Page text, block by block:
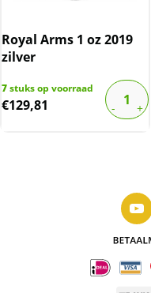
Royal Arms 1 oz 2019
zilver
7stuks op voorraad
€129,81